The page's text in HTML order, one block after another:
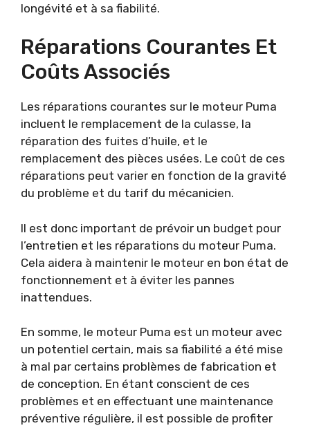
longévité et à sa fiabilité.
Réparations Courantes Et
Coûts Associés
Les réparations courantes sur le moteur Puma
incluent le remplacement de la culasse, la
réparation des fuites d’huile, et le
remplacement des pièces usées. Le coût de ces
réparations peut varier en fonction de la gravité
du problème et du tarif du mécanicien.
Il est donc important de prévoir un budget pour
l’entretien et les réparations du moteur Puma.
Cela aidera à maintenir le moteur en bon état de
fonctionnement et à éviter les pannes
inattendues.
En somme, le moteur Puma est un moteur avec
un potentiel certain, mais sa fiabilité a été mise
à mal par certains problèmes de fabrication et
de conception. En étant conscient de ces
problèmes et en effectuant une maintenance
préventive régulière, il est possible de profiter